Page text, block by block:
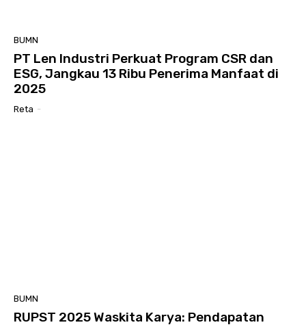
BUMN
PT Len Industri Perkuat Program CSR dan
ESG, Jangkau 13 Ribu Penerima Manfaat di
2025
Reta -
BUMN
RUPST 2025 Waskita Karya: Pendapatan